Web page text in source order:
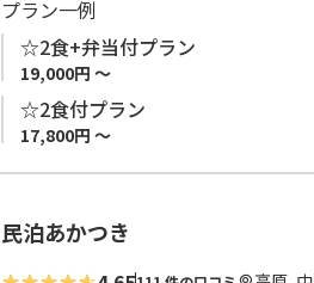
お友達同士、ご家族でのご利用にぴった
ります。
* フロア貸切プランの新規受付は終了い
用の個室プランをご用意しております。
プラン一例
☆2食+弁当付プラン
19,000円 ～
☆2食付プラン
17,800円 ～
民泊あかつき